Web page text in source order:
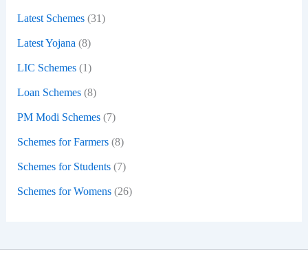
Latest Schemes(31)
Latest Yojana (8)
LIC Schemes(1)
Loan Schemes(8)
PM Modi Schemes(7)
Schemes for Farmers(8)
Schemes for Students(7)
Schemes for Womens(26)